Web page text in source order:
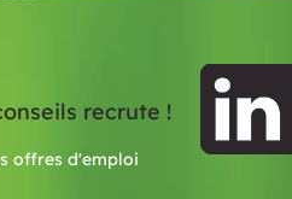
recrute !
offres d'emploi